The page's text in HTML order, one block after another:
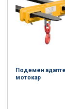
Подемен
мотокар